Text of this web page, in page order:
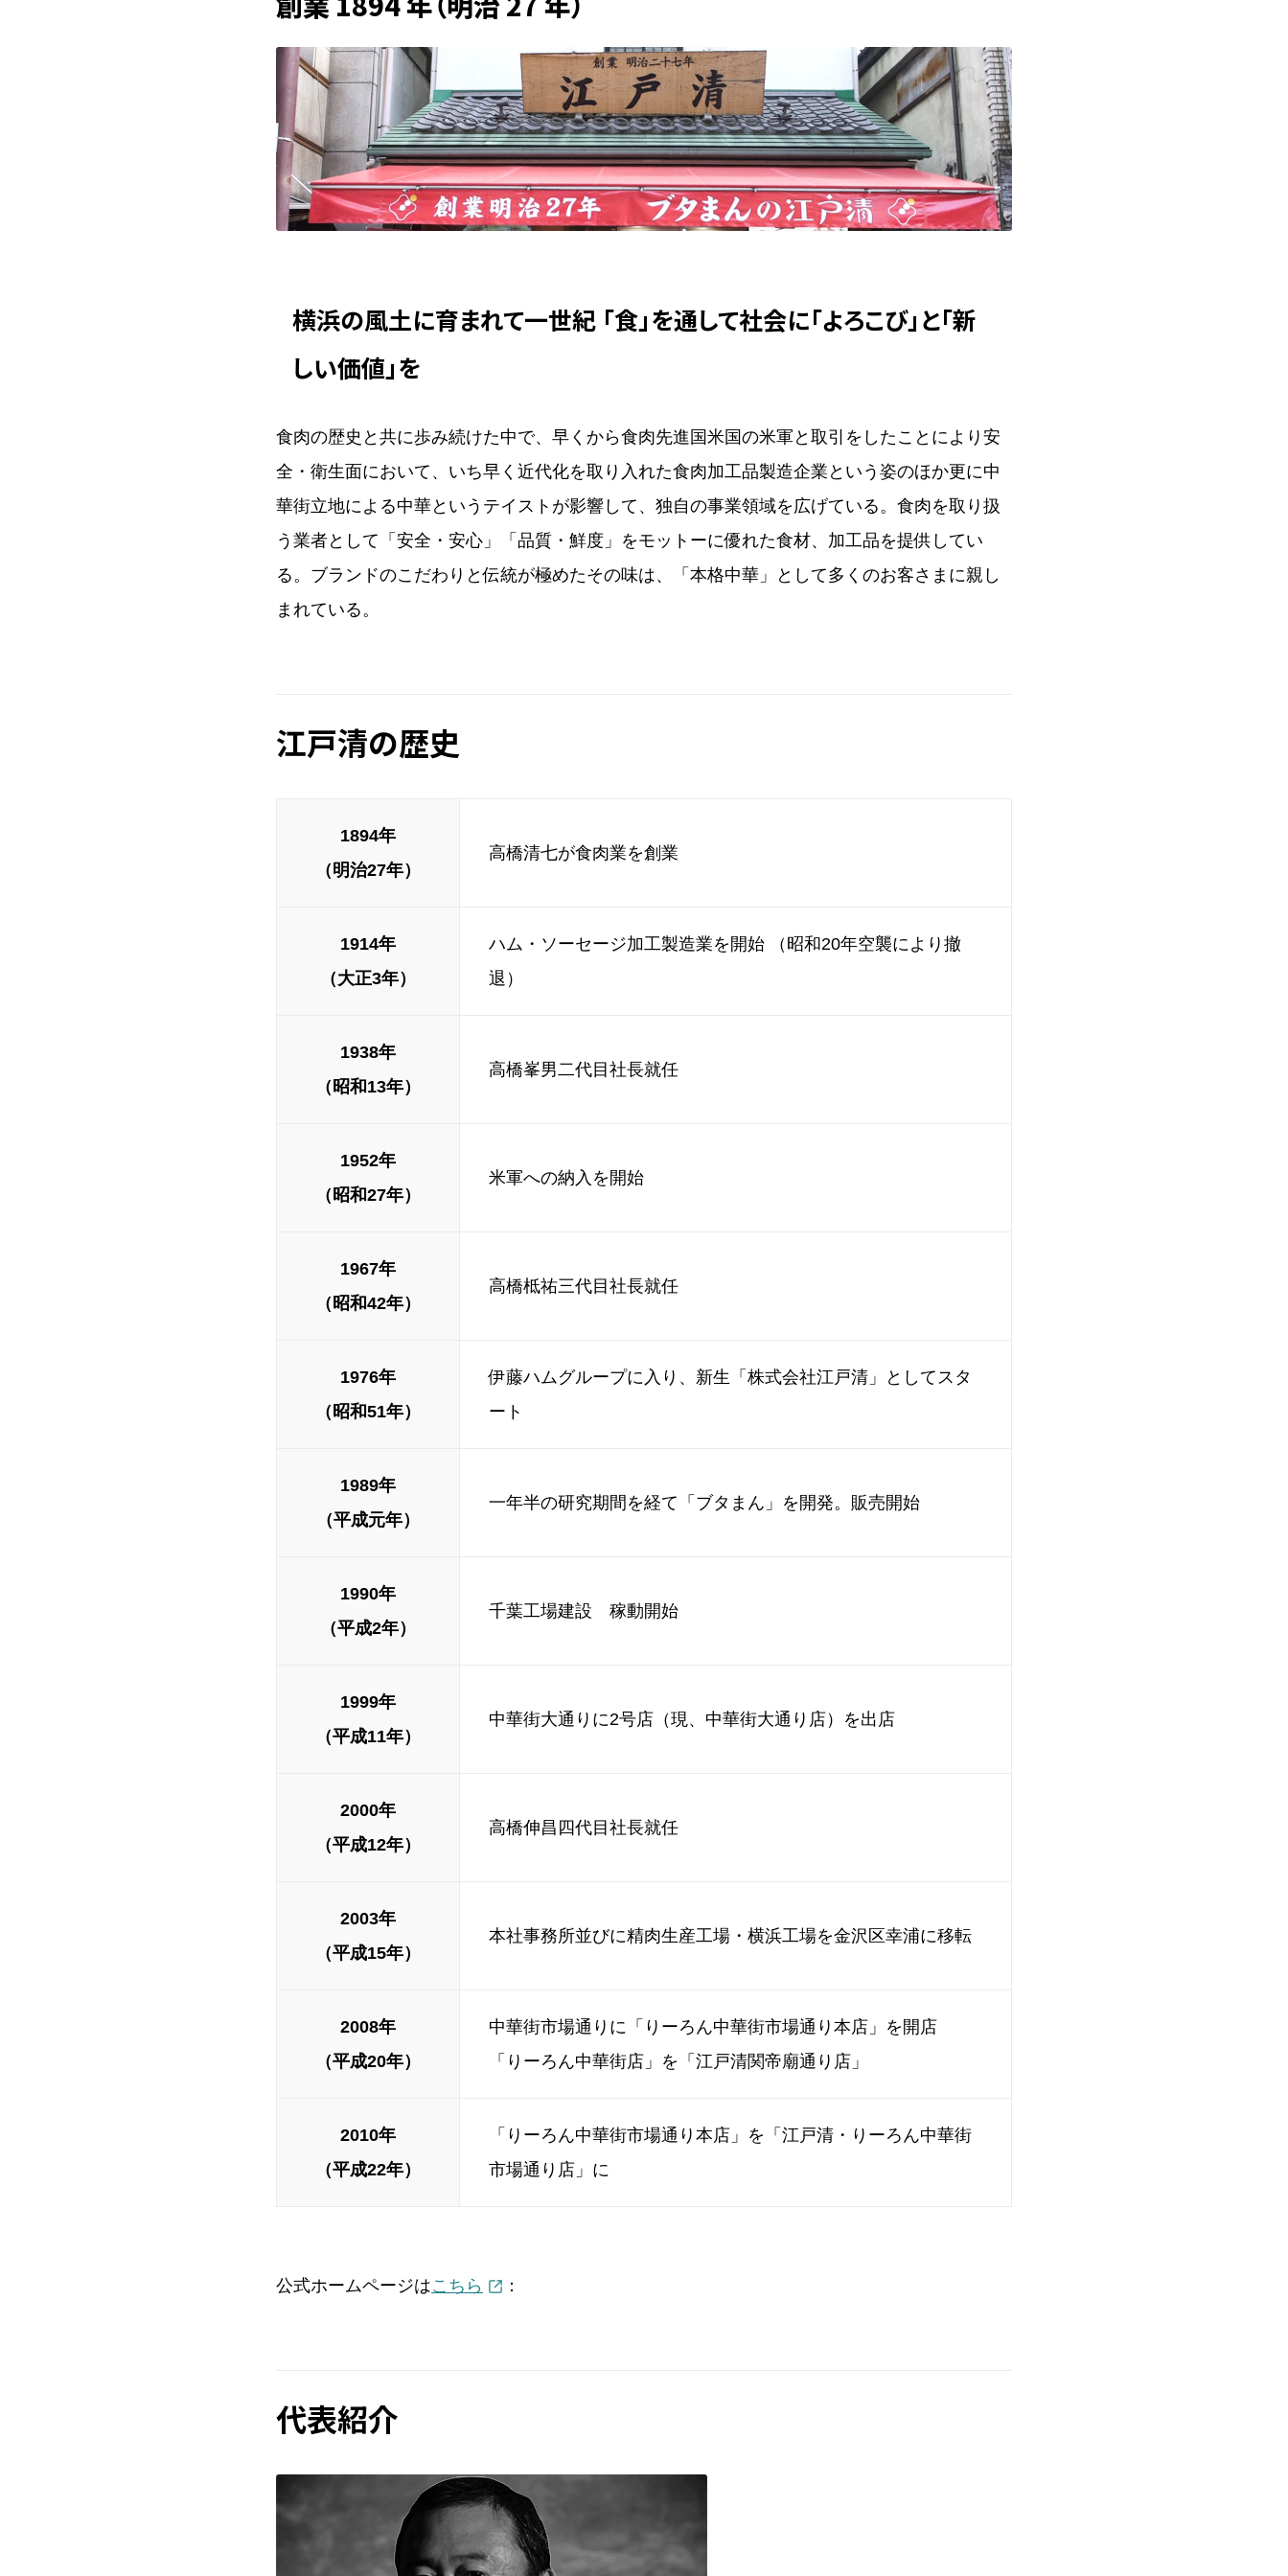
横浜の風土に育まれて一世紀 「食」を通して社会に「よろこび」と「新
しい価値」を
食肉の歴史と共に歩み続けた中で、早くから食肉先進国米国の米軍と取引をしたことにより安
全・衛生面において、いち早く近代化を取り入れた食肉加工品製造企業という姿のほか更に中
華街立地による中華というテイストが影響して、独自の事業領域を広げている。食肉を取り扱
う業者として「安全・安心」「品質・鮮度」をモットーに優れた食材、加工品を提供してい
る。ブランドのこだわりと伝統が極めたその味は、「本格中華」として多くのお客さまに親し
まれている。
江戸清の歴史
1894年
（明治27年）
高橋清七が食肉業を創業
1914年
（大正3年）
ハム・ソーセージ加工製造業を開始 （昭和20年空襲により撤
退）
1938年
（昭和13年）
高橋峯男二代目社長就任
1952年
（昭和27年）
米軍への納入を開始
1967年
（昭和42年）
高橋柢祐三代目社長就任
1976年
（昭和51年）
伊藤ハムグループに入り、新生「株式会社江戸清」としてスタ
ート
1989年
（平成元年）
一年半の研究期間を経て「ブタまん」を開発。販売開始
1990年
（平成2年）
千葉工場建設 稼動開始
1999年
（平成11年）
中華街大通りに2号店（現、中華街大通り店）を出店
2000年
（平成12年）
高橋伸昌四代目社長就任
2003年
（平成15年）
本社事務所並びに精肉生産工場・横浜工場を金沢区幸浦に移転
2008年
（平成20年）
中華街市場通りに「りーろん中華街市場通り本店」を開店
「りーろん中華街店」を「江戸清関帝廟通り店」
2010年
（平成22年）
「りーろん中華街市場通り本店」を「江戸清・りーろん中華街
市場通り店」に
公式ホームページはこちら ：
代表紹介